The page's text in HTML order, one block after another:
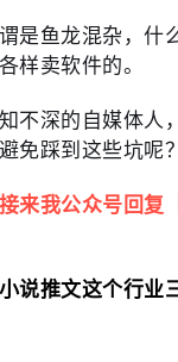
是鱼龙混杂，什
样卖软件的。
不深的自媒体人
免踩到这些坑呢？
来我公众号回复
说推文这个行业